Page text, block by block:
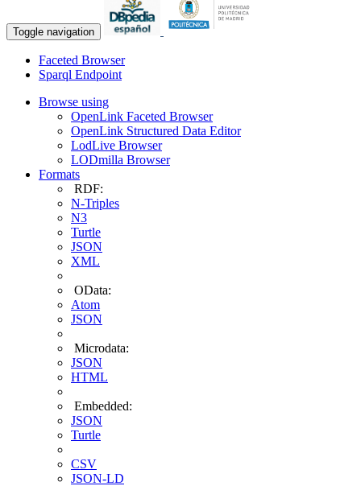
Toggle navigation
Faceted Browser
Sparql Endpoint
Browse using
OpenLink Faceted Browser
OpenLink Structured Data Editor
LodLive Browser
LODmilla Browser
Formats
RDF:
N-Triples
N3
Turtle
JSON
XML
OData:
Atom
JSON
Microdata:
JSON
HTML
Embedded:
JSON
Turtle
CSV
JSON-LD